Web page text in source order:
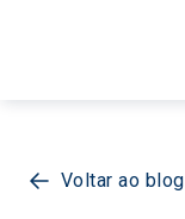
Voltar ao blog